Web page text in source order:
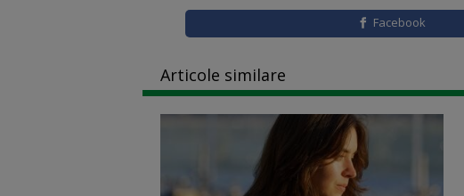
Facebook
Articole similare